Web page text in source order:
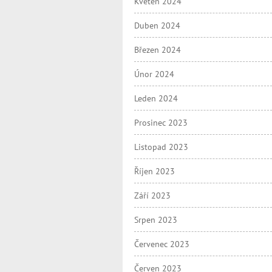
Duben 2024
Březen 2024
Únor 2024
Leden 2024
Prosinec 2023
Listopad 2023
Říjen 2023
Září 2023
Srpen 2023
Červenec 2023
Červen 2023